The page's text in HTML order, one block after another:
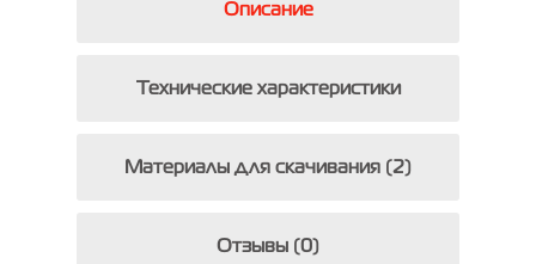
Описание
Технические характеристики
Материалы для скачивания (2)
Отзывы (0)